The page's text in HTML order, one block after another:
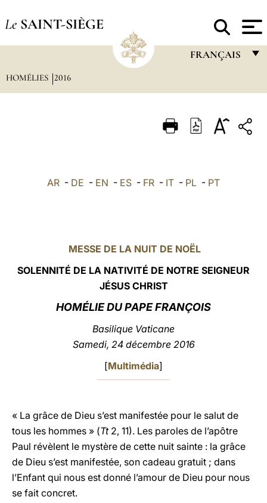
Le SAINT-SIÈGE
FRANÇAIS
ITALIANO
العربيّة
中文
HOMÉLIES 2016
AR - DE - EN - ES - FR - IT - PL - PT
MESSE DE LA NUIT DE NOËL
SOLENNITÉ DE LA NATIVITÉ DE NOTRE SEIGNEUR
JÉSUS CHRIST
HOMÉLIE DU PAPE FRANÇOIS
Basilique Vaticane
Samedi, 24 décembre 2016
[Multimédia]
« La grâce de Dieu s’est manifestée pour le salut de
tous les hommes » (Tt 2, 11). Les paroles de l’apôtre
Paul révèlent le mystère de cette nuit sainte : la grâce
de Dieu s’est manifestée, son cadeau gratuit ; dans
l’Enfant qui nous est donné l’amour de Dieu pour nous
se fait concret.